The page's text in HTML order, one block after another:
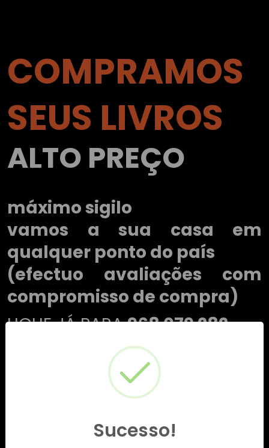
COMPRAMOS
SEUS LIVROS
ALTO PREÇO
máximo sigilo
vamos a sua casa em
qualquer ponto do país
(efectuo avaliações com
compromisso de compra)
LIGUE JÁ PARA968 079 282
Sucesso!